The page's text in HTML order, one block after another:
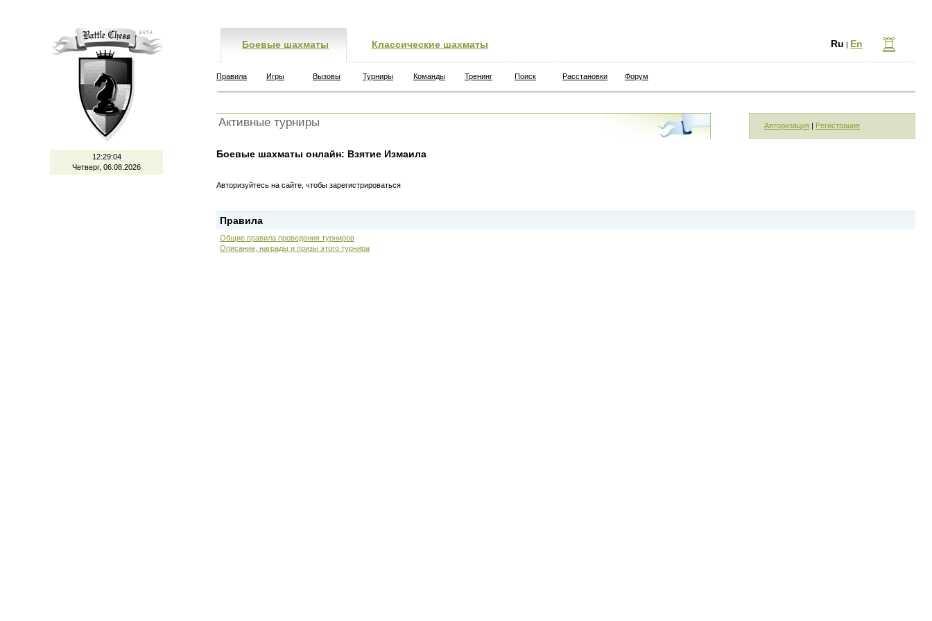
12:29:04
Четверг, 06.08.2026
Боевые шахматы Классические шахматы Ru | En
Правила Игры Вызовы Турниры Команды Тренинг Поиск Расстановки Форум
Активные турниры Авторизация | Регистрация
Боевые шахматы онлайн: Взятие Измаила
Авторизуйтесь на сайте, чтобы зарегистрироваться
Правила
Общие правила проведения турниров
Описание, награды и призы этого турнира